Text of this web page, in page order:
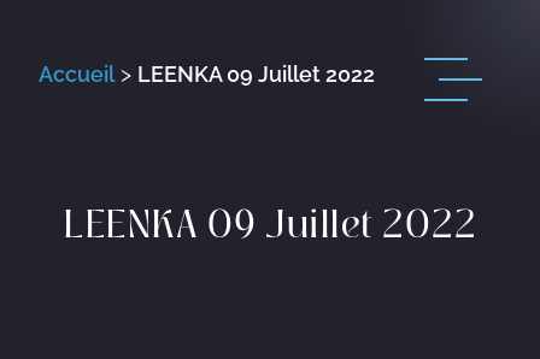
Accueil> LEENKA 09 Juillet 2022
LEENKA 09 Juillet 2022